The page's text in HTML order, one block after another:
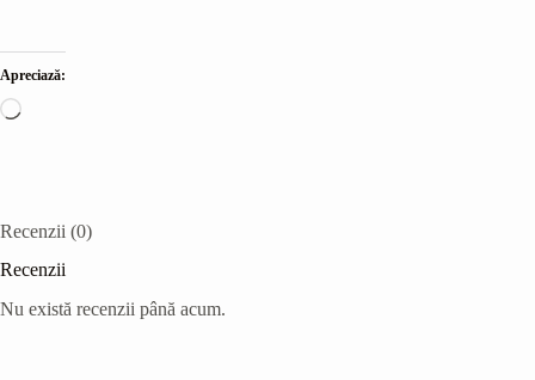
Apreciază:
Încarc...
Recenzii (0)
Recenzii
Nu există recenzii până acum.